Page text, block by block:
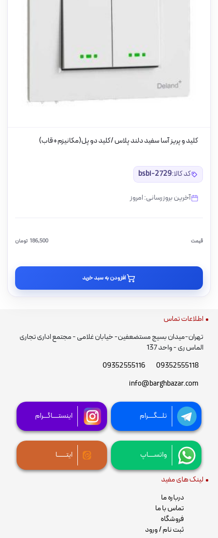
کلید و پریز آسا سفید دلند پلاس /کلید دو پل(مکانیزم+قاب)
کد کالا:bsbi-2729
آخرین بروزرسانی: امروز
قیمت تومان 186,500
افزودن به سبد خرید
اطلاعات تماس
تهران-میدان بسیج مستضعفین- خیابان غلامی - مجتمع اداری تجاری
الماس ری - واحد 137
09352555118
09352555116
info@barghbazar.com
تلـــگــــرام اینستــــاگـــرام
واتســــاپ ایتــــــا
لینک های مفید
درباره ما
تماس با ما
فروشگاه
ثبت نام / ورود